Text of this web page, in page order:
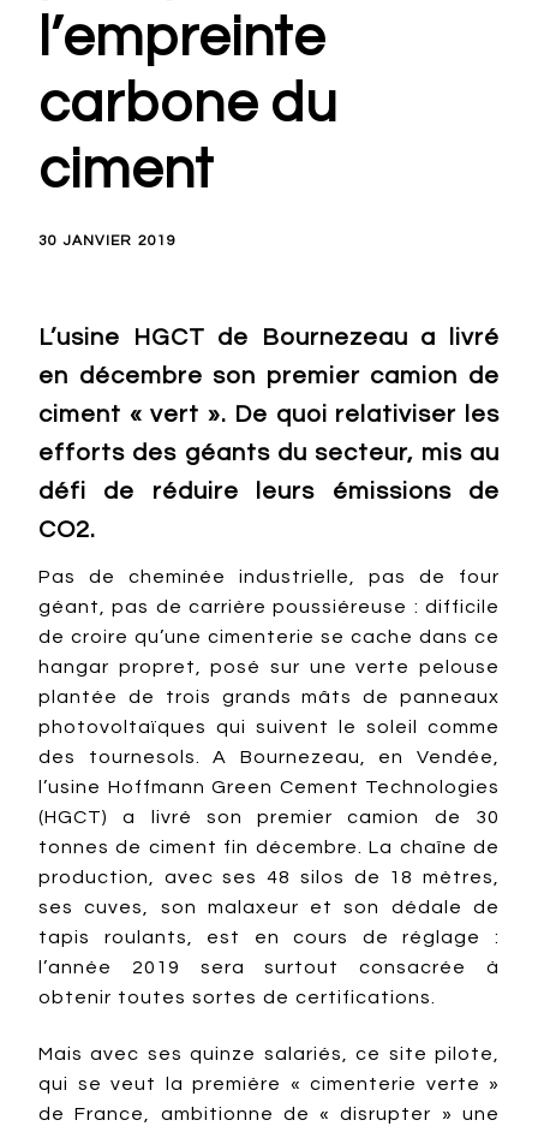
l’empreinte
carbone du
ciment
30 JANVIER 2019
L’usine HGCT de Bournezeau a livré
en décembre son premier camion de
ciment « vert ». De quoi relativiser les
efforts des géants du secteur, mis au
défi de réduire leurs émissions de
CO2.
Pas de cheminée industrielle, pas de four
géant, pas de carrière poussiéreuse : difficile
de croire qu’une cimenterie se cache dans ce
hangar propret, posé sur une verte pelouse
plantée de trois grands mâts de panneaux
photovoltaïques qui suivent le soleil comme
des tournesols. A Bournezeau, en Vendée,
l’usine Hoffmann Green Cement Technologies
(HGCT) a livré son premier camion de 30
tonnes de ciment fin décembre. La chaîne de
production, avec ses 48 silos de 18 mètres,
ses cuves, son malaxeur et son dédale de
tapis roulants, est en cours de réglage :
l’année 2019 sera surtout consacrée à
obtenir toutes sortes de certifications.
Mais avec ses quinze salariés, ce site pilote,
qui se veut la première « cimenterie verte »
de France, ambitionne de « disrupter » une